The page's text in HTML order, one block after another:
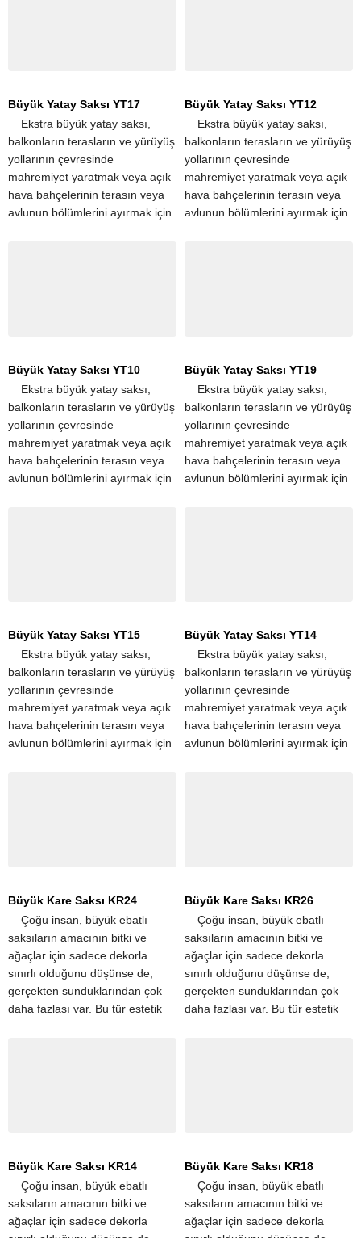
Büyük Yatay Saksı YT17
​ ​ ​ ​ Ekstra büyük yatay saksı,
balkonların terasların ve yürüyüş
yollarının çevresinde
mahremiyet yaratmak veya açık
hava bahçelerinin terasın veya
avlunun bölümlerini ayırmak için
Büyük Yatay Saksı YT12
​ ​ ​ ​ Ekstra büyük yatay saksı,
balkonların terasların ve yürüyüş
yollarının çevresinde
mahremiyet yaratmak veya açık
hava bahçelerinin terasın veya
avlunun bölümlerini ayırmak için
Büyük Yatay Saksı YT10
​ ​ ​ ​ Ekstra büyük yatay saksı,
balkonların terasların ve yürüyüş
yollarının çevresinde
mahremiyet yaratmak veya açık
hava bahçelerinin terasın veya
avlunun bölümlerini ayırmak için
Büyük Yatay Saksı YT19
​ ​ ​ ​ Ekstra büyük yatay saksı,
balkonların terasların ve yürüyüş
yollarının çevresinde
mahremiyet yaratmak veya açık
hava bahçelerinin terasın veya
avlunun bölümlerini ayırmak için
Büyük Yatay Saksı YT15
​ ​ ​ ​ Ekstra büyük yatay saksı,
balkonların terasların ve yürüyüş
yollarının çevresinde
mahremiyet yaratmak veya açık
hava bahçelerinin terasın veya
avlunun bölümlerini ayırmak için
Büyük Yatay Saksı YT14
​ ​ ​ ​ Ekstra büyük yatay saksı,
balkonların terasların ve yürüyüş
yollarının çevresinde
mahremiyet yaratmak veya açık
hava bahçelerinin terasın veya
avlunun bölümlerini ayırmak için
Büyük Kare Saksı KR24
​ ​ ​ ​ Çoğu insan, büyük ebatlı
saksıların amacının bitki ve
ağaçlar için sadece dekorla
sınırlı olduğunu düşünse de,
gerçekten sunduklarından çok
daha fazlası var. Bu tür estetik
Büyük Kare Saksı KR26
​ ​ ​ ​ Çoğu insan, büyük ebatlı
saksıların amacının bitki ve
ağaçlar için sadece dekorla
sınırlı olduğunu düşünse de,
gerçekten sunduklarından çok
daha fazlası var. Bu tür estetik
Büyük Kare Saksı KR14
​ ​ ​ ​ Çoğu insan, büyük ebatlı
saksıların amacının bitki ve
ağaçlar için sadece dekorla
Büyük Kare Saksı KR18
​ ​ ​ ​ Çoğu insan, büyük ebatlı
saksıların amacının bitki ve
ağaçlar için sadece dekorla